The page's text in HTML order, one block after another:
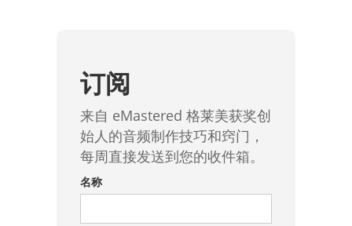
订阅
来自 eMastered 格莱美获奖创
始人的音频制作技巧和窍门，
每周直接发送到您的收件箱。
名称